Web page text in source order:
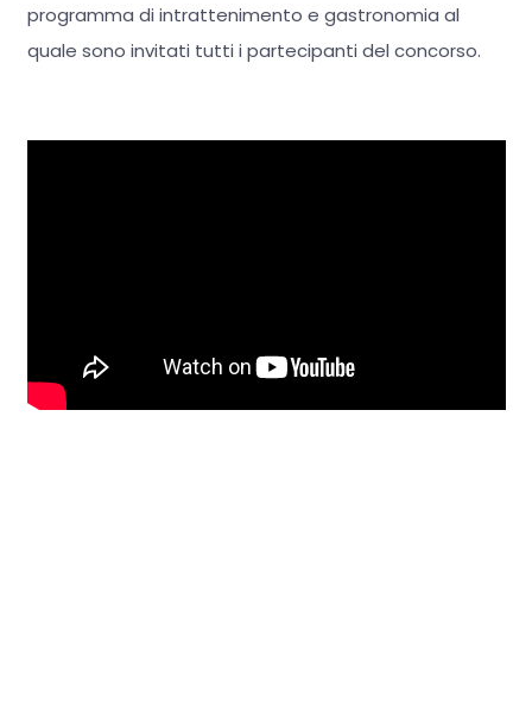
programma di intrattenimento e gastronomia al
quale sono invitati tutti i partecipanti del concorso.